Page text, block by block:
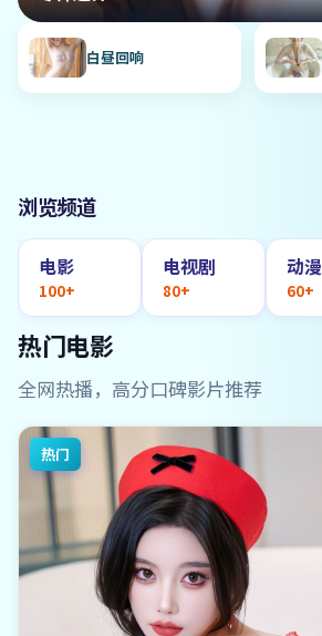
白昼回响
浏览频道
电影
100+
电视剧
80+
动漫
60+
热门电影
全网热播，高分口碑影片推荐
热门